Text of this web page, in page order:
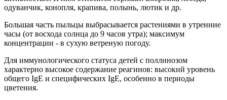
одуванчик, конопля, крапива, полынь, лютик и др.
Большая часть пыльцы выбрасывается растениями в утренние
часы (от восхода солнца до 9 часов утра); максимум
концентрации - в сухую ветреную погоду.
Для иммунологического статуса детей с поллинозом
характерно высокое содержание реагинов: высокий уровень
общего IgE и специфических IgE, особенно в периоды
цветения.